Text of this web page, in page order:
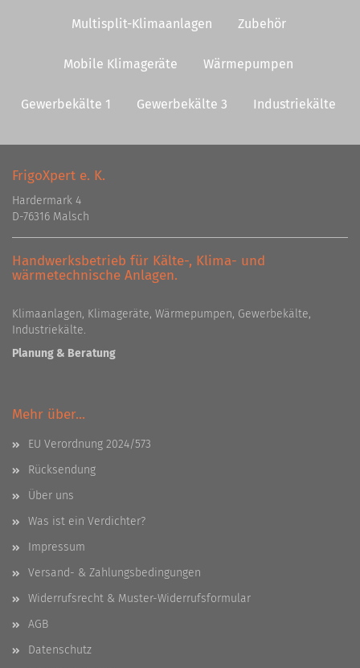
Multisplit-Klimaanlagen Zubehör
Mobile Klimageräte Wärmepumpen
Gewerbekälte 1 Gewerbekälte 3 Industriekälte
FrigoXpert e. K.
Hardermark 4
D-76316 Malsch
Handwerksbetrieb für Kälte-, Klima- und
wärmetechnische Anlagen.
Klimaanlagen, Klimageräte, Wärmepumpen, Gewerbekälte,
Industriekälte.
Planung & Beratung
Mehr über...
EU Verordnung 2024/573
Rücksendung
Über uns
Was ist ein Verdichter?
Impressum
Versand- & Zahlungsbedingungen
Widerrufsrecht & Muster-Widerrufsformular
AGB
Datenschutz